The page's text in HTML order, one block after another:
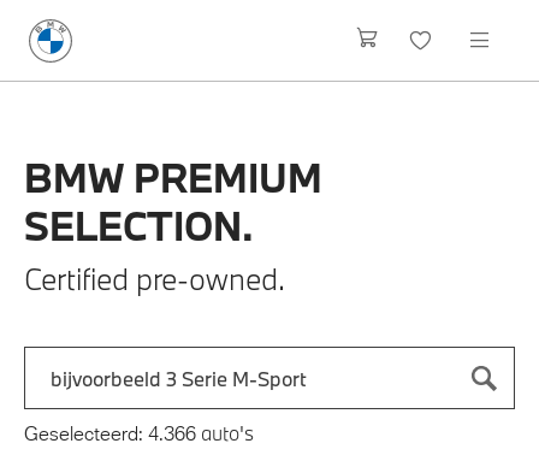
BMW PREMIUM
SELECTION.
Certified pre-owned.
Zoek naar een automodel, bijvoorbeeld 3 Serie M-Sport
Typ een automodel in en druk op enter om te zoeken
Geselecteerd: 4.366 auto's